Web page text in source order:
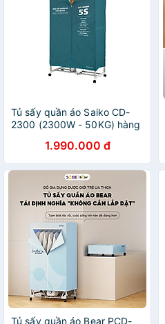
Tủ sấy quần áo Saiko CD-
2300 (2300W - 50KG) hàng
1.990.000 đ
Tủ sấy quần áo Bear PCD-